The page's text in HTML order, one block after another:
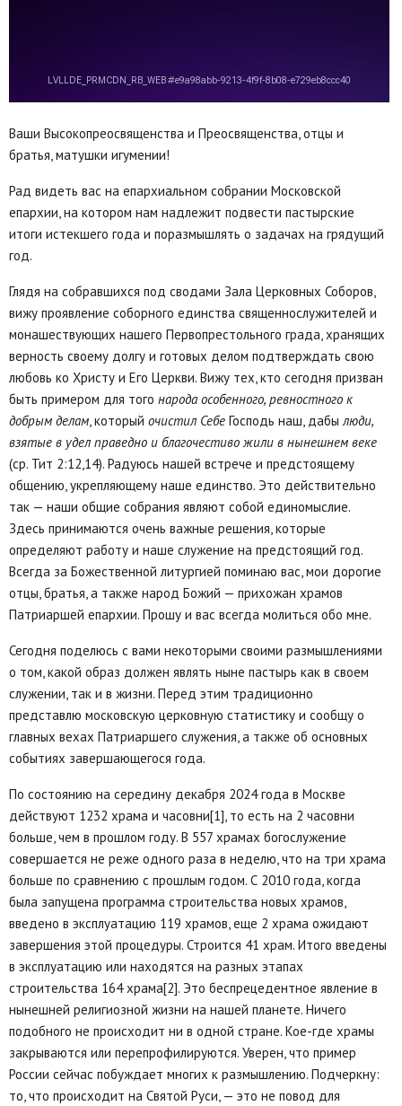
Ваши Высокопреосвященства и Преосвященства, отцы и
братья, матушки игумении!
Рад видеть вас на епархиальном собрании Московской
епархии, на котором нам надлежит подвести пастырские
итоги истекшего года и поразмышлять о задачах на грядущий
год.
Глядя на собравшихся под сводами Зала Церковных Соборов,
вижу проявление соборного единства священнослужителей и
монашествующих нашего Первопрестольного града, хранящих
верность своему долгу и готовых делом подтверждать свою
любовь ко Христу и Его Церкви. Вижу тех, кто сегодня призван
быть примером для того народа особенного, ревностного к
добрым делам, который очистил Себе Господь наш, дабылюди,
взятые в удел праведно и благочестиво жили в нынешнем веке
(ср. Тит 2:12,14). Радуюсь нашей встрече и предстоящему
общению, укрепляющему наше единство. Это действительно
так — наши общие собрания являют собой единомыслие.
Здесь принимаются очень важные решения, которые
определяют работу и наше служение на предстоящий год.
Всегда за Божественной литургией поминаю вас, мои дорогие
отцы, братья, а также народ Божий — прихожан храмов
Патриаршей епархии. Прошу и вас всегда молиться обо мне.
Сегодня поделюсь с вами некоторыми своими размышлениями
о том, какой образ должен являть ныне пастырь как в своем
служении, так и в жизни. Перед этим традиционно
представлю московскую церковную статистику и сообщу о
главных вехах Патриаршего служения, а также об основных
событиях завершающегося года.
По состоянию на середину декабря 2024 года в Москве
действуют 1232 храма и часовни[1], то есть на 2 часовни
больше, чем в прошлом году. В 557 храмах богослужение
совершается не реже одного раза в неделю, что на три храма
больше по сравнению с прошлым годом. С 2010 года, когда
была запущена программа строительства новых храмов,
введено в эксплуатацию 119 храмов, еще 2 храма ожидают
завершения этой процедуры. Строится 41 храм. Итого введены
в эксплуатацию или находятся на разных этапах
строительства 164 храма[2]. Это беспрецедентное явление в
нынешней религиозной жизни на нашей планете. Ничего
подобного не происходит ни в одной стране. Кое-где храмы
закрываются или перепрофилируются. Уверен, что пример
России сейчас побуждает многих к размышлению. Подчеркну:
то, что происходит на Святой Руси, — это не повод для